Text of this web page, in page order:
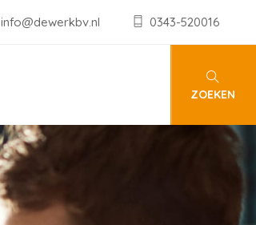
info@dewerkbv.nl 0343-520016
ZOEKEN